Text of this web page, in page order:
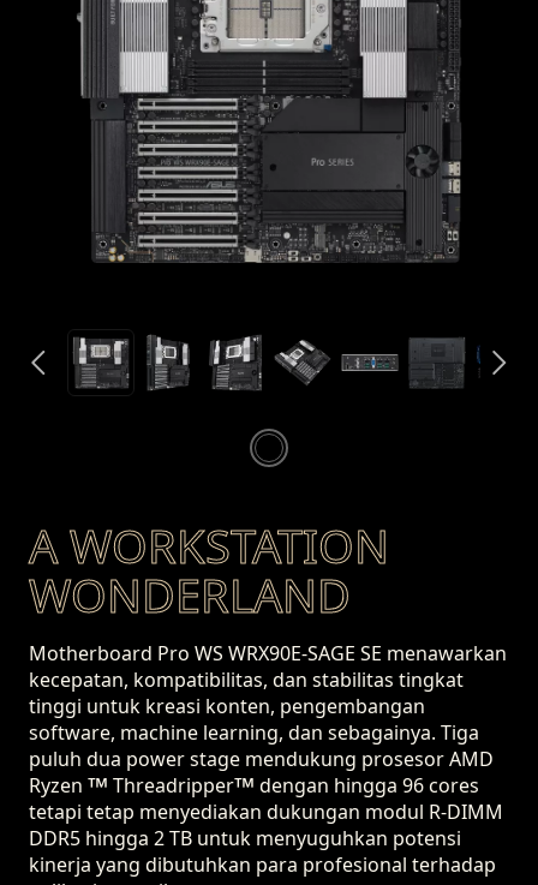
A WORKSTATION
WONDERLAND
Motherboard Pro WS WRX90E-SAGE SE menawarkan
kecepatan, kompatibilitas, dan stabilitas tingkat
tinggi untuk kreasi konten, pengembangan
software, machine learning, dan sebagainya. Tiga
puluh dua power stage mendukung prosesor AMD
Ryzen™ Threadripper™ dengan hingga 96 cores
tetapi tetap menyediakan dukungan modul R-DIMM
DDR5 hingga 2 TB untuk menyuguhkan potensi
kinerja yang dibutuhkan para profesional terhadap